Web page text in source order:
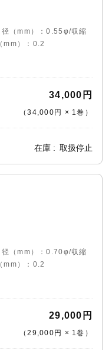
（mm）：0.55φ/収縮
mm）：0.2
34,000円
（34,000円 × 1巻 ）
在庫 取扱停止
（mm）：0.70φ/収縮
mm）：0.2
29,000円
（29,000円 × 1巻 ）